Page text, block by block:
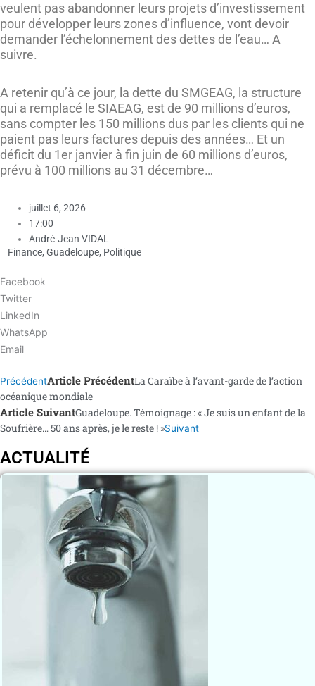
veulent pas abandonner leurs projets d’investissement
pour développer leurs zones d’influence, vont devoir
demander l’échelonnement des dettes de l’eau… A
suivre.
A retenir qu’à ce jour, la dette du SMGEAG, la structure
qui a remplacé le SIAEAG, est de 90 millions d’euros,
sans compter les 150 millions dus par les clients qui ne
paient pas leurs factures depuis des années… Et un
déficit du 1er janvier à fin juin de 60 millions d’euros,
prévu à 100 millions au 31 décembre…
juillet 6, 2026
17:00
André-Jean VIDAL
Finance, Guadeloupe, Politique
Facebook
Twitter
LinkedIn
WhatsApp
Email
PrécédentArticle PrécédentLa Caraïbe à l’avant-garde de l’action
océanique mondiale
Article SuivantGuadeloupe. Témoignage : « Je suis un enfant de la
Soufrière… 50 ans après, je le reste ! »Suivant
ACTUALITÉ